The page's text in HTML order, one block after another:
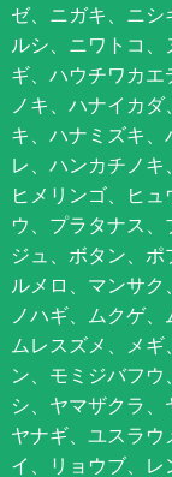
ゼ、ニガキ、ニ
ルシ、ニワトコ
ギ、ハウチワカ
ノキ、ハナイカ
キ、ハナミズキ
レ、ハンカチノキ
ヒメリンゴ、ヒ
ウ、プラタナス
ジュ、ボタン、
ルメロ、マンサ
ノハギ、ムクゲ、
ムレスズメ、メ
ン、モミジバフ
シ、ヤマザクラ
ヤナギ、ユスラ
イ、リョウブ、レ